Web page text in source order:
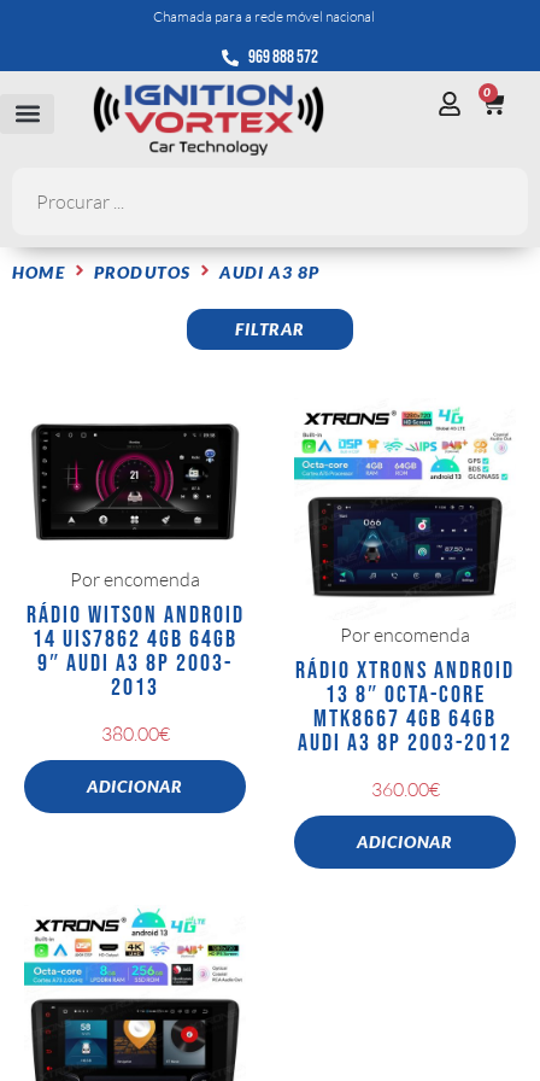
Chamada para a rede móvel nacional
969 888 572
0
HOME PRODUTOS AUDI A3 8P
FILTRAR
Por encomenda
RÁDIO WITSON ANDROID
14 UIS7862 4GB 64GB
9″ AUDI A3 8P 2003-
2013
380.00€
ADICIONAR
Por encomenda
RÁDIO XTRONS ANDROID
13 8″ OCTA-CORE
MTK8667 4GB 64GB
AUDI A3 8P 2003-2012
360.00€
ADICIONAR